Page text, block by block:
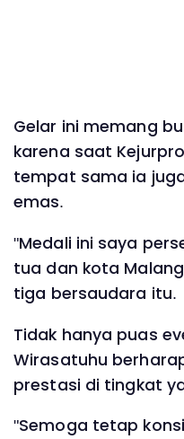
Gelar ini memang
karena saat
tempat sama ia
emas.
"Medali ini saya
tua dan kota
tiga bersaudara itu.
Tidak hanya puas
Wirasatuhu
prestasi di tingkat
"Semoga tetap